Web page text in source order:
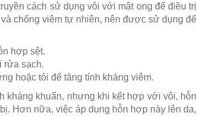
cách sử dụng vôi với mật ong để điều trị
chống viêm tự nhiên, nên được sử dụng để
hợp sệt.
rửa sạch.
hoặc tỏi để tăng tính kháng viêm.
kháng khuẩn, nhưng khi kết hợp với vôi, hỗn
Hơn nữa, việc áp dụng hỗn hợp này lên da,